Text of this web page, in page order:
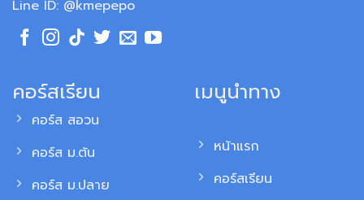
Line ID: @kmepepo
คอร์สเรียน
คอร์ส สอวน
คอร์ส ม.ต้น
คอร์ส ม.ปลาย
เมนูนำทาง
หน้าแรก
คอร์สเรียน